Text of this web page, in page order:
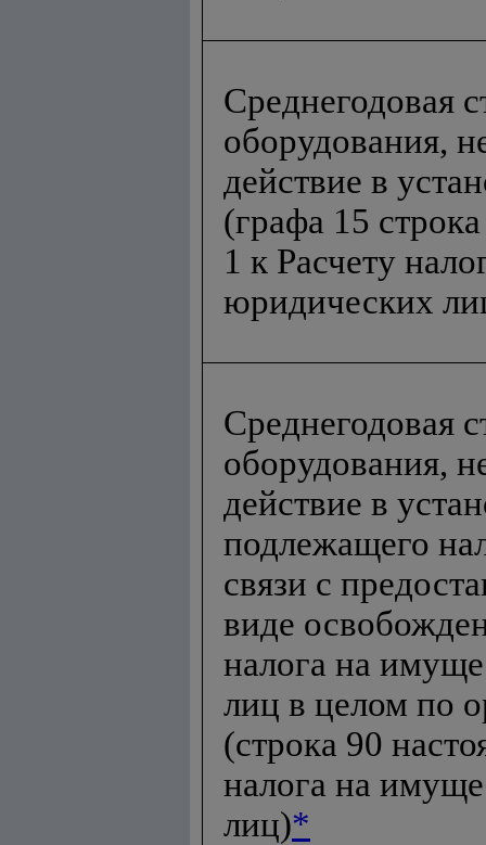
Среднегодовая
оборудования,
действие в
(графа 15
1 к Расчету
юридических
Среднегодовая
оборудования,
действие в
подлежащего
связи с
виде
налога на
лиц в целом по
(строка 90
налога на
лиц)*